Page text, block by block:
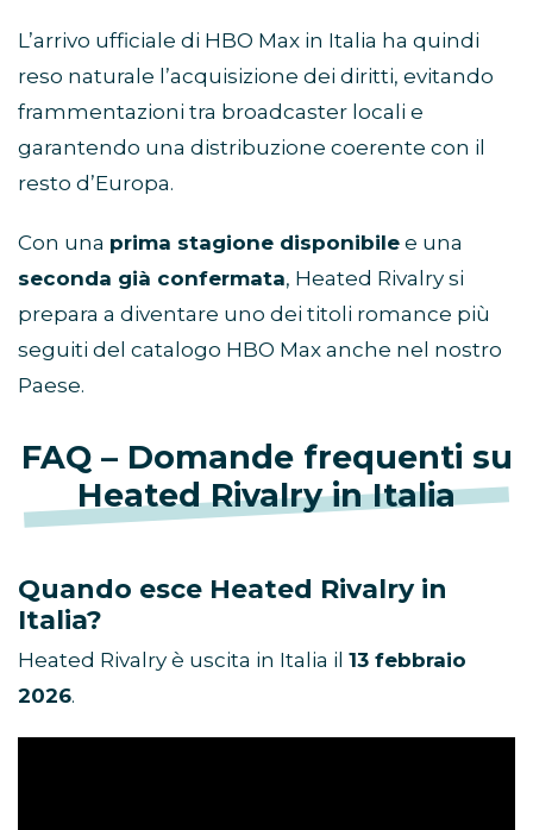
L’arrivo ufficiale di HBO Max in Italia ha quindi
reso naturale l’acquisizione dei diritti, evitando
frammentazioni tra broadcaster locali e
garantendo una distribuzione coerente con il
resto d’Europa.
Con una prima stagione disponibile e una
seconda già confermata, Heated Rivalry si
prepara a diventare uno dei titoli romance più
seguiti del catalogo HBO Max anche nel nostro
Paese.
FAQ – Domande frequenti su
Heated Rivalry in Italia
Quando esce Heated Rivalry in
Italia?
Heated Rivalry è uscita in Italia il 13 febbraio
2026.